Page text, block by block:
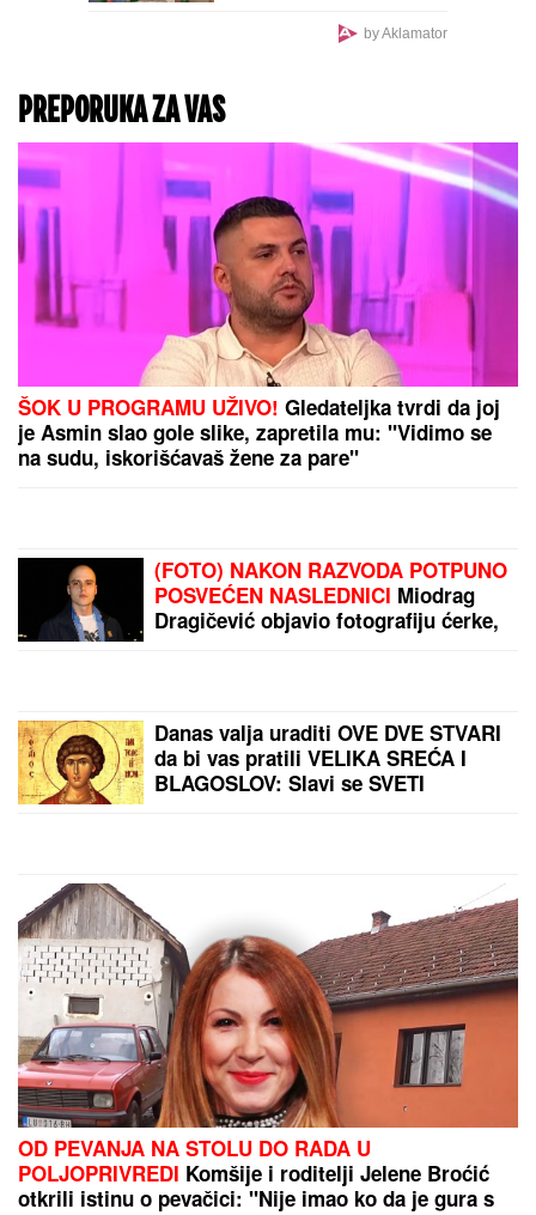
by Aklamator
PREPORUKA ZA VAS
ŠOK U PROGRAMU UŽIVO! Gledateljka tvrdi da joj
je Asmin slao gole slike, zapretila mu: "Vidimo se
na sudu, iskorišćavaš žene za pare"
(FOTO) NAKON RAZVODA POTPUNO
POSVEĆEN NASLEDNICI Miodrag
Dragičević objavio fotografiju ćerke,
Danas valja uraditi OVE DVE STVARI
da bi vas pratili VELIKA SREĆA I
BLAGOSLOV: Slavi se SVETI
OD PEVANJA NA STOLU DO RADA U
POLJOPRIVREDI Komšije i roditelji Jelene Broćić
otkrili istinu o pevačici: "Nije imao ko da je gura s